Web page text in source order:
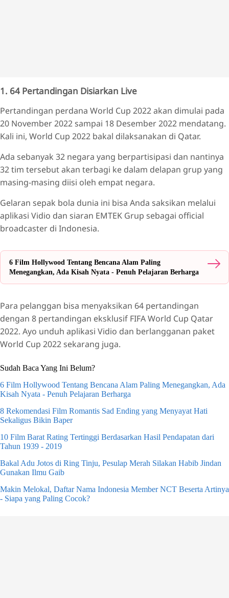
1. 64 Pertandingan Disiarkan Live
Pertandingan perdana World Cup 2022 akan dimulai pada
20 November 2022 sampai 18 Desember 2022 mendatang.
Kali ini, World Cup 2022 bakal dilaksanakan di Qatar.
Ada sebanyak 32 negara yang berpartisipasi dan nantinya
32 tim tersebut akan terbagi ke dalam delapan grup yang
masing-masing diisi oleh empat negara.
Gelaran sepak bola dunia ini bisa Anda saksikan melalui
aplikasi Vidio dan siaran EMTEK Grup sebagai official
broadcaster di Indonesia.
6 Film Hollywood Tentang Bencana Alam Paling
Menegangkan, Ada Kisah Nyata - Penuh Pelajaran Berharga
Para pelanggan bisa menyaksikan 64 pertandingan
dengan 8 pertandingan eksklusif FIFA World Cup Qatar
2022. Ayo unduh aplikasi Vidio dan berlangganan paket
World Cup 2022 sekarang juga.
Sudah Baca Yang Ini Belum?
6 Film Hollywood Tentang Bencana Alam Paling Menegangkan, Ada
Kisah Nyata - Penuh Pelajaran Berharga
8 Rekomendasi Film Romantis Sad Ending yang Menyayat Hati
Sekaligus Bikin Baper
10 Film Barat Rating Tertinggi Berdasarkan Hasil Pendapatan dari
Tahun 1939 - 2019
Bakal Adu Jotos di Ring Tinju, Pesulap Merah Silakan Habib Jindan
Gunakan Ilmu Gaib
Makin Melokal, Daftar Nama Indonesia Member NCT Beserta Artinya
- Siapa yang Paling Cocok?